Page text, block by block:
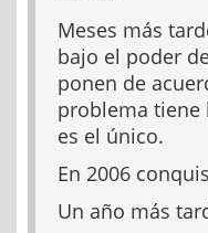
Meses más
bajo el poder
ponen de
problema tiene
es el único.
En 2006
Un año más